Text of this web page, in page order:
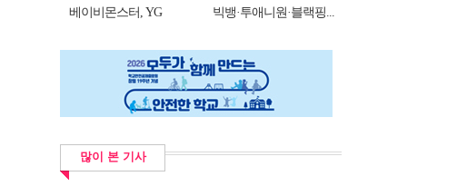
베이비몬스터, YG
빅뱅·투애니원·블랙핑...
많이 본 기사